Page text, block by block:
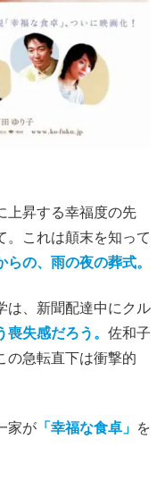
上昇する幸福度の先
。これは顛末を知って
らの、雨の夜の葬式。
は、新聞配達中にクル
喪失感だろう。 佐和子
の急転直下は衝撃的
家が 「幸福な食卓」 を